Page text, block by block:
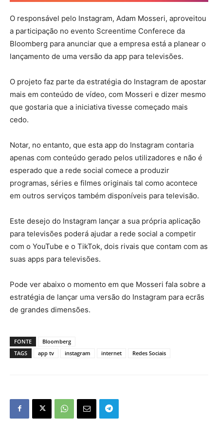
O responsável pelo Instagram, Adam Mosseri, aproveitou
a participação no evento Screentime Conferece da
Bloomberg para anunciar que a empresa está a planear o
lançamento de uma versão da app para televisões.
O projeto faz parte da estratégia do Instagram de apostar
mais em conteúdo de vídeo, com Mosseri e dizer mesmo
que gostaria que a iniciativa tivesse começado mais
cedo.
Notar, no entanto, que esta app do Instagram contaria
apenas com conteúdo gerado pelos utilizadores e não é
esperado que a rede social comece a produzir
programas, séries e filmes originais tal como acontece
em outros serviços também disponíveis para televisão.
Este desejo do Instagram lançar a sua própria aplicação
para televisões poderá ajudar a rede social a competir
com o YouTube e o TikTok, dois rivais que contam com as
suas apps para televisões.
Pode ver abaixo o momento em que Mosseri fala sobre a
estratégia de lançar uma versão do Instagram para ecrãs
de grandes dimensões.
FONTE
Bloomberg
TAGS
app tv instagram internet Redes Sociais